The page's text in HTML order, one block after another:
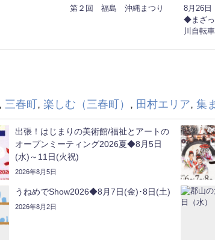
第２回 福島 沖縄まつり
8月26日
◆まざっ
川自転
, 三春町 , 楽しむ（三春町） , 田村エリア, 集
出張！はじまりの美術館/福祉とアートの
オープンミーティング2026夏◆8月5日
(水)～11日(火祝)
2026年8月5日
うねめでShow2026◆8月7日(金)･8日(土)
2026年8月2日